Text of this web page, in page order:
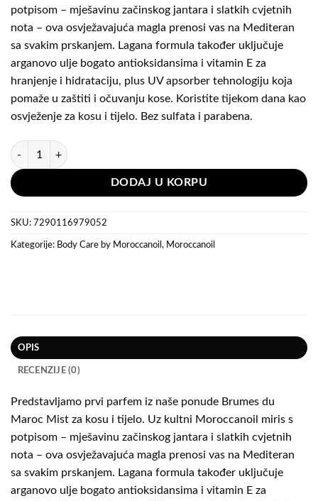
potpisom – mješavinu začinskog jantara i slatkih cvjetnih
nota – ova osvježavajuća magla prenosi vas na Mediteran
sa svakim prskanjem. Lagana formula također uključuje
arganovo ulje bogato antioksidansima i vitamin E za
hranjenje i hidrataciju, plus UV apsorber tehnologiju koja
pomaže u zaštiti i očuvanju kose. Koristite tijekom dana kao
osvježenje za kosu i tijelo. Bez sulfata i parabena.
Moroccanoil Hair & Body Fragrance Mist Holiday Ornament količina
DODAJ U KORPU
SKU: 7290116979052
Kategorije: Body Care by Moroccanoil , Moroccanoil
OPIS
RECENZIJE (0)
Predstavljamo prvi parfem iz naše ponude Brumes du
Maroc Mist za kosu i tijelo. Uz kultni Moroccanoil miris s
potpisom – mješavinu začinskog jantara i slatkih cvjetnih
nota – ova osvježavajuća magla prenosi vas na Mediteran
sa svakim prskanjem. Lagana formula također uključuje
arganovo ulje bogato antioksidansima i vitamin E za